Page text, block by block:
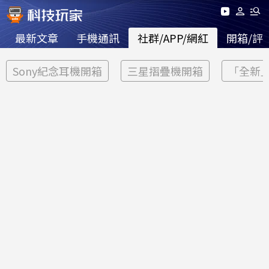
最新文章 手機通訊 社群/APP/網紅 開箱/評
Sony紀念耳機開箱 三星摺疊機開箱 「全新